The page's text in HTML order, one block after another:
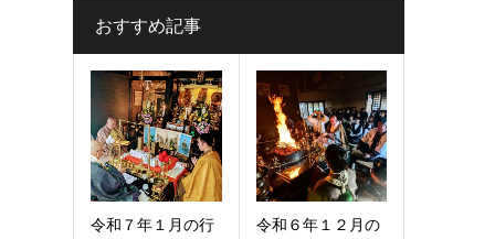
おすすめ記事
令和７年１月の行 令和６年１２月の